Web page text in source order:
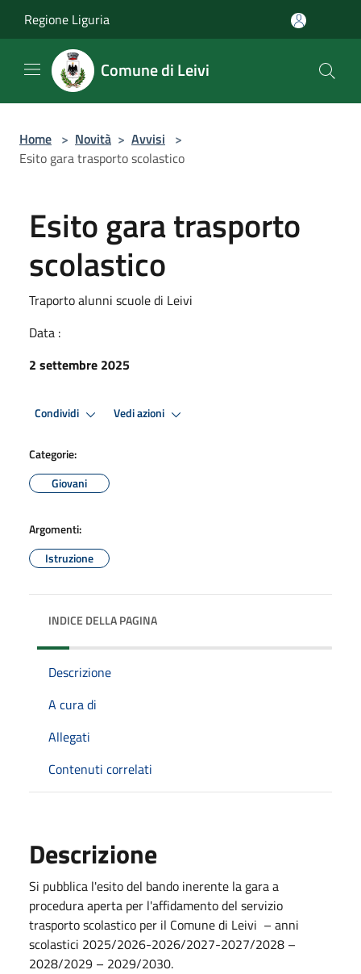
Regione Liguria
Comune di Leivi
Home > Novità > Avvisi >
Esito gara trasporto scolastico
Esito gara trasporto
scolastico
Traporto alunni scuole di Leivi
Data :
2 settembre 2025
Condividi Vedi azioni
Categorie:
Giovani
Argomenti:
Istruzione
INDICE DELLA PAGINA
Descrizione
A cura di
Allegati
Contenuti correlati
Descrizione
Si pubblica l'esito del bando inerente la gara a
procedura aperta per l'affidamento del servizio
trasporto scolastico per il Comune di Leivi – anni
scolastici 2025/2026-2026/2027-2027/2028 –
2028/2029 – 2029/2030.